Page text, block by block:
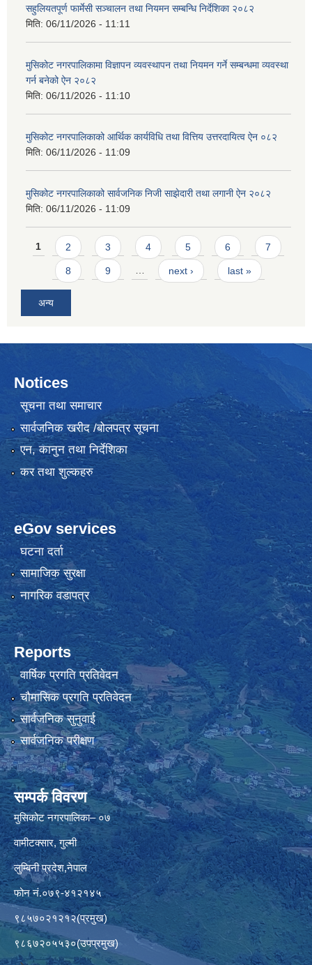
सहुलियतपूर्ण फार्मेसी सञ्चालन तथा नियमन सम्बन्धि निर्देशिका २०८२
मिति: 06/11/2026 - 11:11
मुसिकोट नगरपालिकामा विज्ञापन व्यवस्थापन तथा नियमन गर्ने सम्बन्धमा व्यवस्था
गर्न बनेको ऐन २०८२
मिति: 06/11/2026 - 11:10
मुसिकोट नगरपालिकाको आर्थिक कार्यविधि तथा वित्तिय उत्तरदायित्व ऐन ०८२
मिति: 06/11/2026 - 11:09
मुसिकोट नगरपालिकाको सार्वजनिक निजी साझेदारी तथा लगानी ऐन २०८२
मिति: 06/11/2026 - 11:09
Pages
1 2 3 4 5 6 7
8 9 … next › last »
अन्य
Notices
सूचना तथा समाचार
सार्वजनिक खरीद /बोलपत्र सूचना
एन, कानुन तथा निर्देशिका
कर तथा शुल्कहरु
eGov services
घटना दर्ता
सामाजिक सुरक्षा
नागरिक वडापत्र
Reports
वार्षिक प्रगति प्रतिवेदन
चौमासिक प्रगति प्रतिवेदन
सार्वजनिक सुनुवाई
सार्वजनिक परीक्षण
सम्पर्क विवरण
मुसिकोट नगरपालिका– ०७
वामीटक्सार, गुल्मी
लुम्बिनी प्रदेश,नेपाल
फोन नं.०७९-४१२१४५
९८५७०२१२१२(प्रमुख)
९८६७२०५५३०(उपप्रमुख)